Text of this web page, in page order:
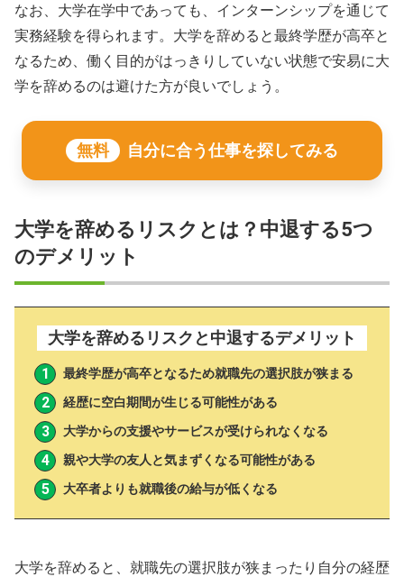
なお、大学在学中であっても、インターンシップを通じて
実務経験を得られます。大学を辞めると最終学歴が高卒と
なるため、働く目的がはっきりしていない状態で安易に大
学を辞めるのは避けた方が良いでしょう。
無料 自分に合う仕事を探してみる
大学を辞めるリスクとは？中退する5つ
のデメリット
大学を辞めるリスクと中退するデメリット
最終学歴が高卒となるため就職先の選択肢が狭まる
経歴に空白期間が生じる可能性がある
大学からの支援やサービスが受けられなくなる
親や大学の友人と気まずくなる可能性がある
大卒者よりも就職後の給与が低くなる
大学を辞めると、就職先の選択肢が狭まったり自分の経歴